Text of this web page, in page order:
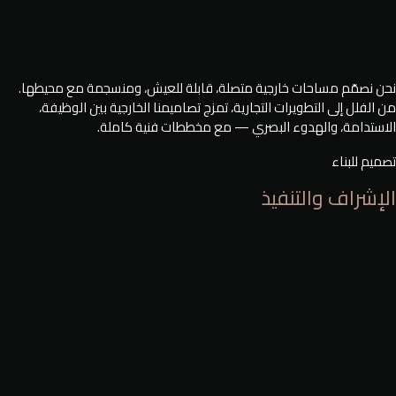
نحن نصمّم مساحات خارجية متصلة، قابلة للعيش، ومنسجمة مع محيطها.
من الفلل إلى التطويرات التجارية، تمزج تصاميمنا الخارجية بين الوظيفة،
الاستدامة، والهدوء البصري — مع مخططات فنية كاملة.
تصميم للبناء
الإشراف والتنفيذ